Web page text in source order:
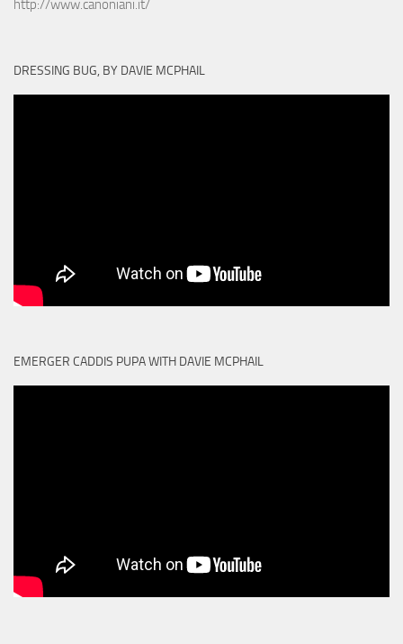
http://www.canoniani.it/
DRESSING BUG, BY DAVIE MCPHAIL
EMERGER CADDIS PUPA WITH DAVIE MCPHAIL